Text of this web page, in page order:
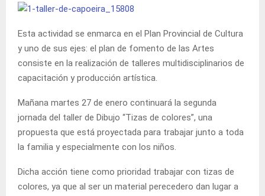
Esta actividad se enmarca en el Plan Provincial de Cultura
y uno de sus ejes: el plan de fomento de las Artes
consiste en la realización de talleres multidisciplinarios de
capacitación y producción artística.
Mañana martes 27 de enero continuará la segunda
jornada del taller de Dibujo “Tizas de colores”, una
propuesta que está proyectada para trabajar junto a toda
la familia y especialmente con los niños.
Dicha acción tiene como prioridad trabajar con tizas de
colores, ya que al ser un material perecedero dan lugar a